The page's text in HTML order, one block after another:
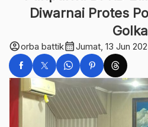
Diwarnai Protes
account_circleorba battikcalendar_monthJumat, 13 Jun